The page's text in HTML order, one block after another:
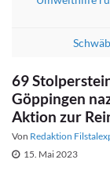
69
Göppingen
Aktion zur
Von Redaktion
15. Mai 2023